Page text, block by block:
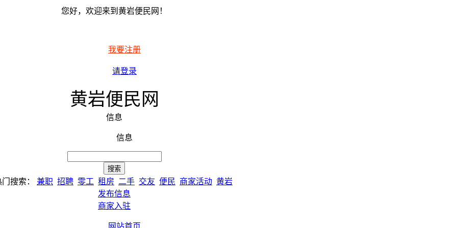
您好，欢迎来到黄岩便民网！
我要注册
请登录
黄岩便民网
信息
信息
门搜索： 兼职 招聘 零工 租房 二手 交友 便民 商家活动 黄岩
发布信息
商家入驻
网站首页